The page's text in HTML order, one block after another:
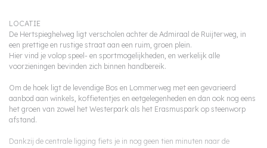
LOCATIE
De Hertspieghelweg ligt verscholen achter de Admiraal de Ruijterweg, in
een prettige en rustige straat aan een ruim, groen plein.
Hier vind je volop speel- en sportmogelijkheden, en werkelijk alle
voorzieningen bevinden zich binnen handbereik.
Om de hoek ligt de levendige Bos en Lommerweg met een gevarieerd
aanbod aan winkels, koffietentjes en eetgelegenheden en dan ook nog eens
het groen van zowel het Westerpark als het Erasmuspark op steenworp
afstand.
Dankzij de centrale ligging fiets je in nog geen tien minuten naar de